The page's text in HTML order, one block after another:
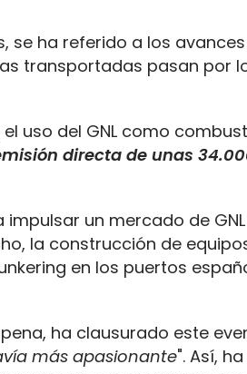
se ha referido a los
transportadas pasan por
uso del GNL como
directa de unas
impulsar un mercado de
la construcción de
en los puertos
ha clausurado este
más apasionante". Así,